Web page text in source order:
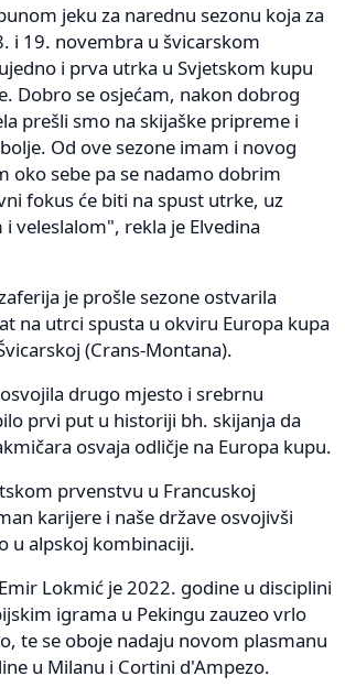
jeku za narednu sezonu koja za
i 19. novembra u švicarskom
i prva utrka u Svjetskom kupu
Dobro se osjećam, nakon dobrog
prešli smo na skijaške pripreme i
Od ove sezone imam i novog
oko sebe pa se nadamo dobrim
fokus će biti na spust utrke, uz
veleslalom", rekla je Elvedina
je prošle sezone ostvarila
na utrci spusta u okviru Europa kupa
(Crans-Montana).
drugo mjesto i srebrnu
prvi put u historiji bh. skijanja da
osvaja odličje na Europa kupu.
prvenstvu u Francuskoj
karijere i naše države osvojivši
u alpskoj kombinaciji.
Lokmić je 2022. godine u disciplini
igrama u Pekingu zauzeo vrlo
te se oboje nadaju novom plasmanu
u Milanu i Cortini d'Ampezo.